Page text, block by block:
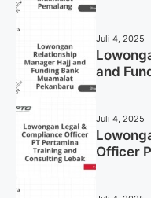
Juli 4, 2025
and
Juli 4, 2025
Officer